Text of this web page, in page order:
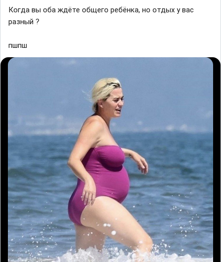
Когда вы оба ждёте общего ребёнка, но отдых у вас
разный ?
пшпш